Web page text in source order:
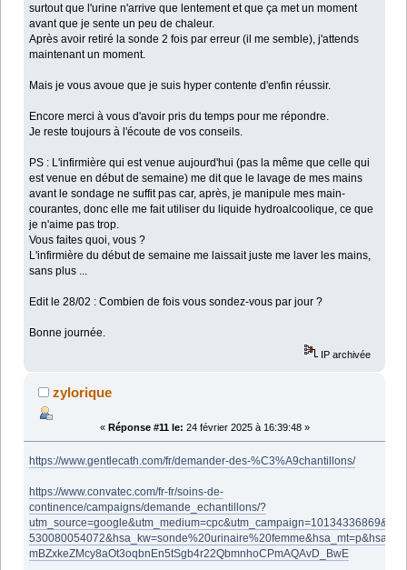
surtout que l'urine n'arrive que lentement et que ça met un moment
avant que je sente un peu de chaleur.
Après avoir retiré la sonde 2 fois par erreur (il me semble), j'attends
maintenant un moment.
Mais je vous avoue que je suis hyper contente d'enfin réussir.
Encore merci à vous d'avoir pris du temps pour me répondre.
Je reste toujours à l'écoute de vos conseils.
PS : L'infirmière qui est venue aujourd'hui (pas la même que celle qui
est venue en début de semaine) me dit que le lavage de mes mains
avant le sondage ne suffit pas car, après, je manipule mes main-
courantes, donc elle me fait utiliser du liquide hydroalcoolique, ce que
je n'aime pas trop.
Vous faites quoi, vous ?
L'infirmière du début de semaine me laissait juste me laver les mains,
sans plus ...
Edit le 28/02 : Combien de fois vous sondez-vous par jour ?
Bonne journée.
IP archivée
zylorique
« Réponse #11 le: 24 février 2025 à 16:39:48 »
https://www.gentlecath.com/fr/demander-des-%C3%A9chantillons/
https://www.convatec.com/fr-fr/soins-de-
continence/campaigns/demande_echantillons/?
mBZxkeZMcy8aOt3oqbnEn5tSgb4r22QbmnhoCPmAQAvD_BwE